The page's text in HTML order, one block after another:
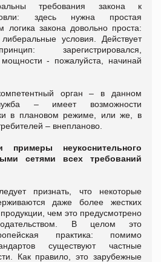
требования закона к
здесь нужна простая
логика закона довольно проста:
условия. Действует
зарегистрировался,
мощности - пожалуйста, начинай
орган – в данном
– имеет возможности
в плановом режиме, или же, в
– внепланово.
неукоснительного
сетями всех требований
признать, что некоторые
даже более жестких
чем это предусмотрено
В целом это
практика: помимо
существуют частные
Как правило, это зарубежные